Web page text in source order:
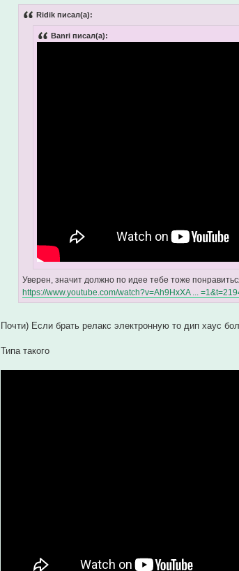
Ridik писал(а):
Banri писал(а):
Уверен, значит должно по идее тебе тоже
https://www.youtube.com/watch?v=Ah9HxXA ...
Почти) Если брать релакс электронную то дип хаус
Типа такого